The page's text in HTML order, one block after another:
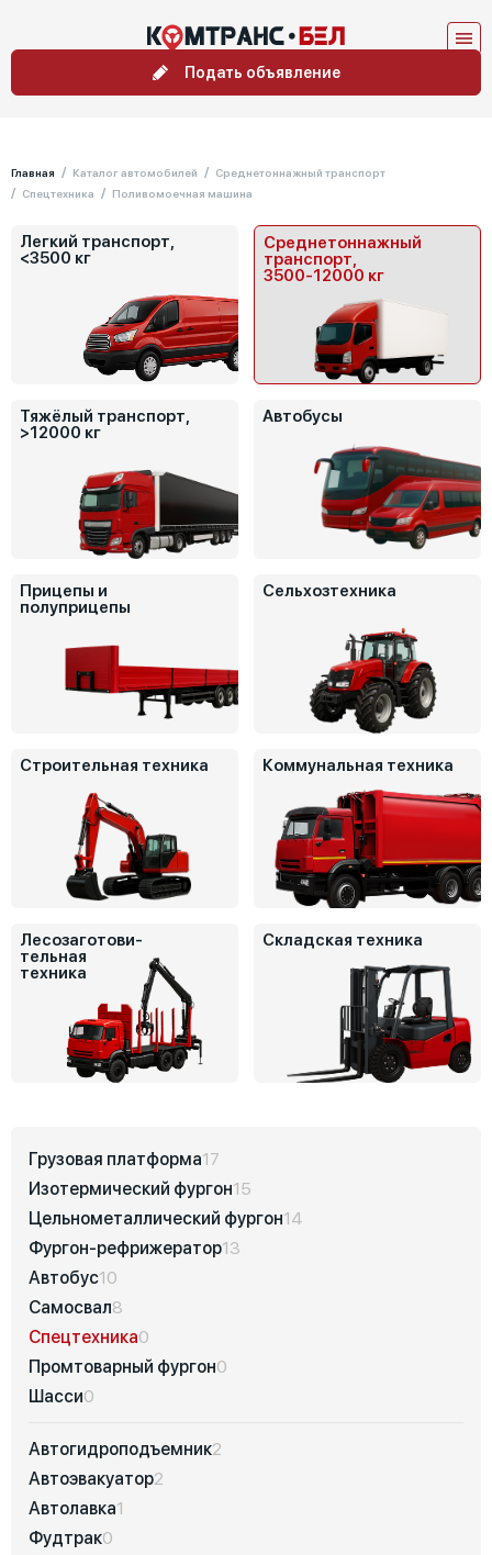
Подать объявление
Главная Каталог автомобилей
Среднетоннажный транспорт
Спецтехника
Поливомоечная машина
Легкий транспорт,
<3500 кг
Среднетоннажный
транспорт,
3500-12000 кг
Тяжёлый транспорт,
>12000 кг
Автобусы
Прицепы и
полуприцепы
Сельхозтехника
Строительная техника Коммунальная техника
Лесозаготови-
тельная
техника
Складская техника
Грузовая платформа17
Изотермический фургон15
Цельнометаллический фургон14
Фургон-рефрижератор13
Автобус10
Самосвал8
Спецтехника0
Промтоварный фургон0
Шасси0
Автогидроподъемник2
Автоэвакуатор2
Автолавка1
Фудтрак0